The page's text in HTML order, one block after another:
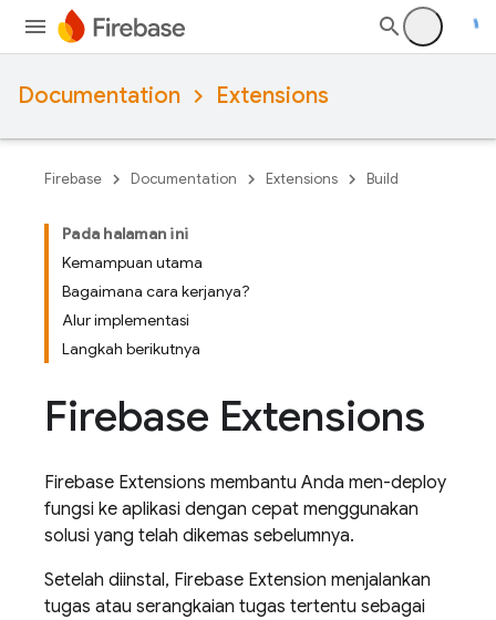
Documentation Extensions
Firebase Documentation Extensions Build
Pada halaman ini
Kemampuan utama
Bagaimana cara kerjanya?
Alur implementasi
Langkah berikutnya
Firebase Extensions
Firebase Extensions membantu Anda men-deploy
fungsi ke aplikasi dengan cepat menggunakan
solusi yang telah dikemas sebelumnya.
Setelah diinstal, Firebase Extension menjalankan
tugas atau serangkaian tugas tertentu sebagai